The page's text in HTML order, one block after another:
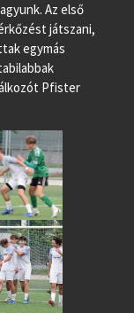
Az első
játszani,
egymás
Pfister